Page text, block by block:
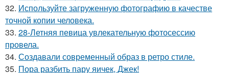
32. Используйте загруженную фотографию в качестве
точной копии человека.
33. 28-Летняя певица увлекательную фотосессию
провела.
34. Создавали современный образ в ретро стиле.
35. Пора разбить пару яичек, Джек!